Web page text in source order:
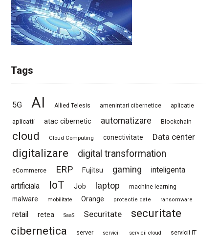
Tags
5G AI Allied Telesis amenintari cibernetice aplicatie
aplicatii atac cibernetic automatizare Blockchain
cloud Cloud Computing conectivitate Data center
digitalizare digital transformation
eCommerce ERP Fujitsu gaming
inteligenta
artificiala
IoT Job laptop machine learning
malware mobilitate Orange protectie date ransomware
retail retea SaaS Securitate
securitate
cibernetica
server servicii servicii cloud servicii IT